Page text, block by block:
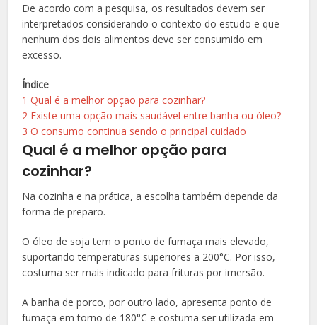
De acordo com a pesquisa, os resultados devem ser
interpretados considerando o contexto do estudo e que
nenhum dos dois alimentos deve ser consumido em
excesso.
Índice
1 Qual é a melhor opção para cozinhar?
2 Existe uma opção mais saudável entre banha ou óleo?
3 O consumo continua sendo o principal cuidado
Qual é a melhor opção para
cozinhar?
Na cozinha e na prática, a escolha também depende da
forma de preparo.
O óleo de soja tem o ponto de fumaça mais elevado,
suportando temperaturas superiores a 200°C. Por isso,
costuma ser mais indicado para frituras por imersão.
A banha de porco, por outro lado, apresenta ponto de
fumaça em torno de 180°C e costuma ser utilizada em